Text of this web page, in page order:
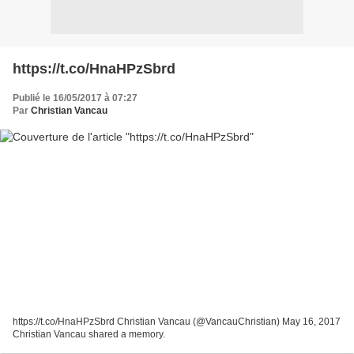
https://t.co/HnaHPzSbrd
Publié le 16/05/2017 à 07:27
Par Christian Vancau
https://t.co/HnaHPzSbrd Christian Vancau (@VancauChristian) May 16, 2017
Christian Vancau shared a memory.